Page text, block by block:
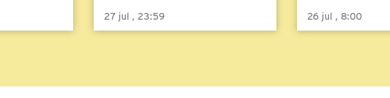
27 jul , 23:59 26 jul , 8:00